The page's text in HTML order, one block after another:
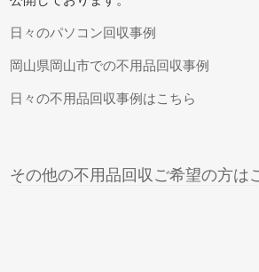
日々のパソコン回収事例
岡山県岡山市での不用品回収事例
日々の不用品回収事例はこちら
その他の不用品回収ご希望の方は